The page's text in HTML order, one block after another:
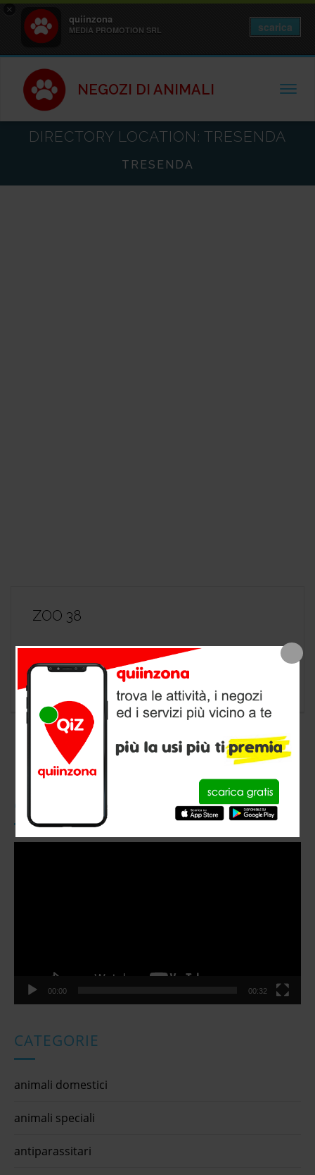
×
quiinzona
MEDIA PROMOTION SRL scarica
NEGOZI DI ANIMALI
DIRECTORY LOCATION: TRESENDA
TRESENDA
ZOO 38
negozio animali a Tresenda, provincia di
Sondrio
CONOSCI QUIINZONA?
00:00 00:32
CATEGORIE
animali domestici
animali speciali
antiparassitari